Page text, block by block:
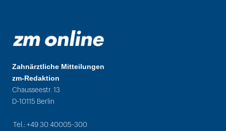
Zahnärztliche Mitteilungen
zm-Redaktion
Chausseestr. 13
D-10115 Berlin
Tel.: +49 30 40005-300